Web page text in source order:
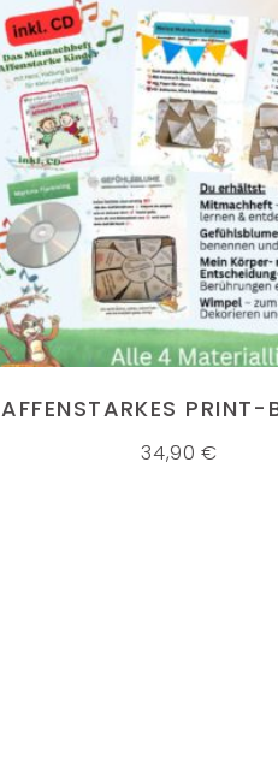
IN DEN WARENKORB
AFFENSTARKES PRINT-
34,90€